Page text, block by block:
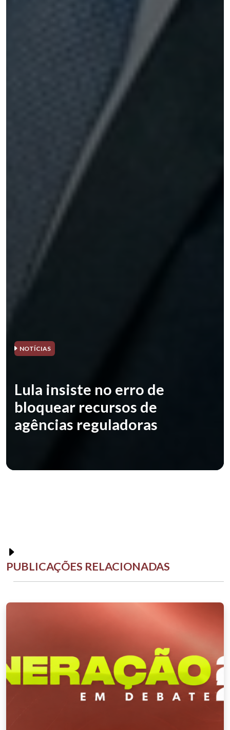
NOTÍCIAS
Lula insiste no erro de
bloquear recursos de
agências reguladoras
PUBLICAÇÕES RELACIONADAS